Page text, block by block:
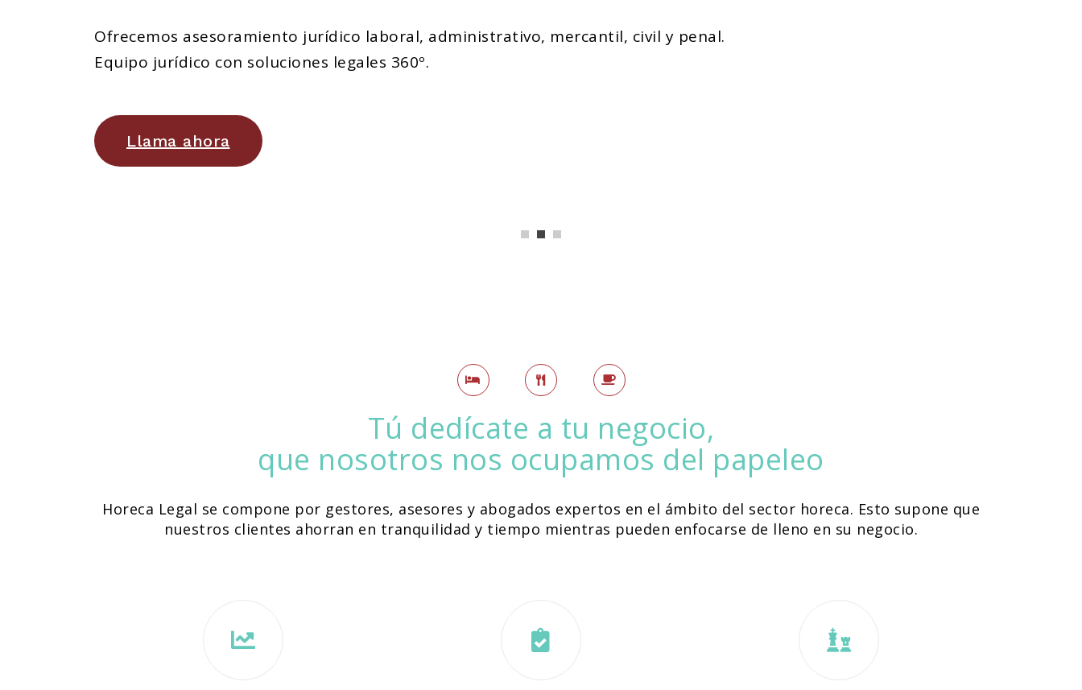
Ofrecemos asesoramiento jurídico laboral, administrativo, mercantil, civil y penal.
Equipo jurídico con soluciones legales 360º.
Llama ahora
Tú dedícate a tu negocio,
que nosotros nos ocupamos del papeleo
Horeca Legal se compone por gestores, asesores y abogados expertos en el ámbito del sector horeca. Esto supone que
nuestros clientes ahorran en tranquilidad y tiempo mientras pueden enfocarse de lleno en su negocio.